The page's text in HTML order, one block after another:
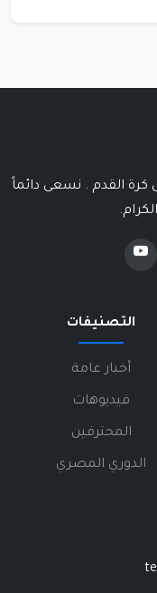
القدم . نسعى دائماً
التصنيفات
أخبار عامة
فيديوهات
المحترفين
الدوري المصري